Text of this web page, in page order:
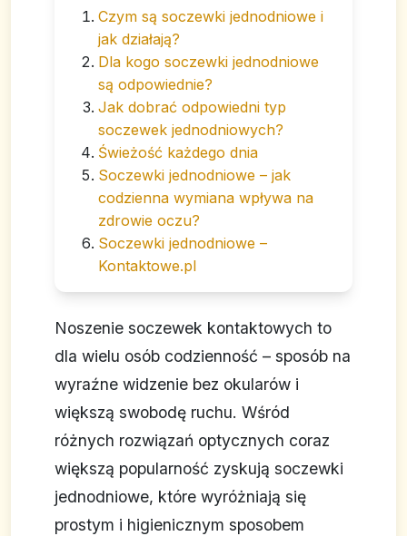
Czym są soczewki jednodniowe i
jak działają?
Dla kogo soczewki jednodniowe
są odpowiednie?
Jak dobrać odpowiedni typ
soczewek jednodniowych?
Świeżość każdego dnia
Soczewki jednodniowe – jak
codzienna wymiana wpływa na
zdrowie oczu?
Soczewki jednodniowe –
Kontaktowe.pl
Noszenie soczewek kontaktowych to
dla wielu osób codzienność – sposób na
wyraźne widzenie bez okularów i
większą swobodę ruchu. Wśród
różnych rozwiązań optycznych coraz
większą popularność zyskują soczewki
jednodniowe, które wyróżniają się
prostym i higienicznym sposobem